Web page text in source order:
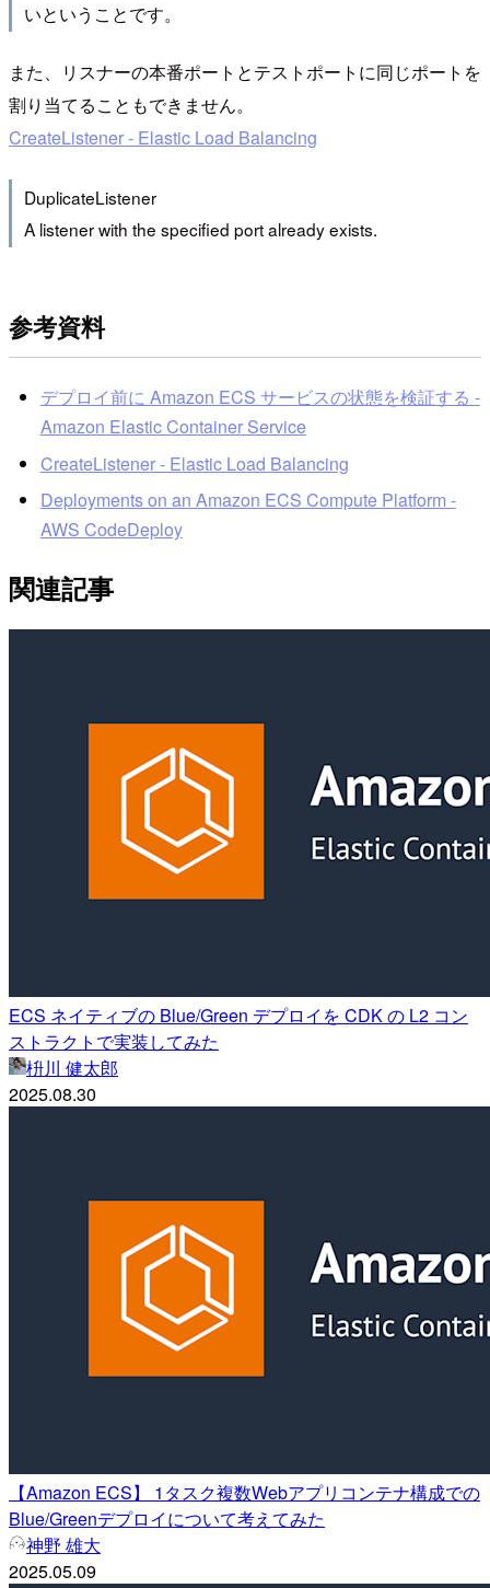
いということです。
また、リスナーの本番ポートとテストポートに同じポートを
割り当てることもできません。
CreateListener - Elastic Load Balancing
DuplicateListener
A listener with the specified port already exists.
参考資料
デプロイ前に Amazon ECS サービスの状態を検証する -
Amazon Elastic Container Service
CreateListener - Elastic Load Balancing
Deployments on an Amazon ECS Compute Platform -
AWS CodeDeploy
関連記事
ECS ネイティブの Blue/Green デプロイを CDK の L2 コン
ストラクトで実装してみた
枡川 健太郎
2025.08.30
【Amazon ECS】 1タスク複数Webアプリコンテナ構成での
Blue/Greenデプロイについて考えてみた
神野 雄大
2025.05.09